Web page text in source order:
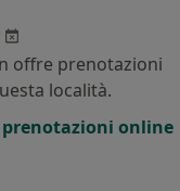
offre prenotazioni
località.
online